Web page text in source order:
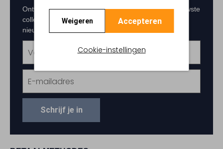
Weigeren Accepteren
Cookie-instellingen
Ontvang als eerste exclusieve updates over de nieuwste
collecties, acties en events. Schrijf je in voor de
nieuwsbrief en maak kans op € 150,- shoptegoed.
Schrijf je in